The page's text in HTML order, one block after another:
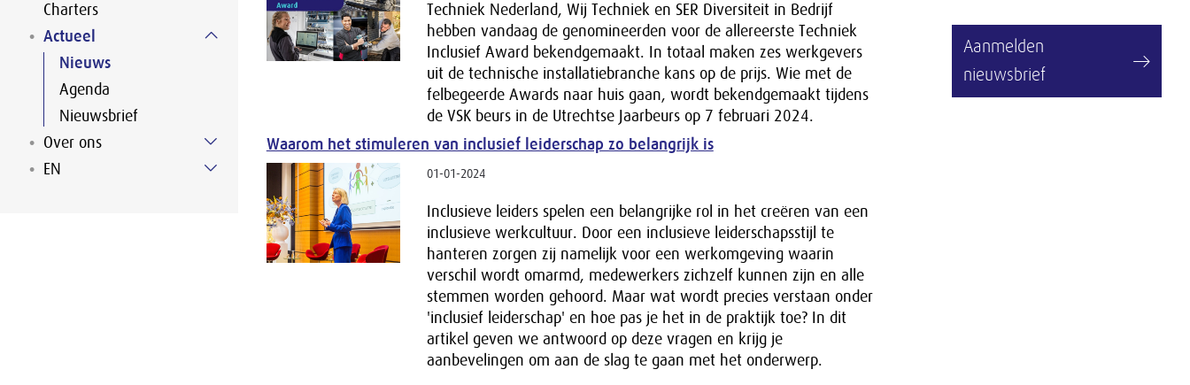
Charters
Actueel
Nieuws
Agenda
Nieuwsbrief
Over ons
EN
Techniek Nederland, Wij Techniek en SER Diversiteit in Bedrijf
hebben vandaag de genomineerden voor de allereerste Techniek
Inclusief Award bekendgemaakt. In totaal maken zes werkgevers
uit de technische installatiebranche kans op de prijs. Wie met de
felbegeerde Awards naar huis gaan, wordt bekendgemaakt tijdens
de VSK beurs in de Utrechtse Jaarbeurs op 7 februari 2024.
Waarom het stimuleren van inclusief leiderschap zo belangrijk is
01-01-2024
Inclusieve leiders spelen een belangrijke rol in het creëren van een
inclusieve werkcultuur. Door een inclusieve leiderschapsstijl te
hanteren zorgen zij namelijk voor een werkomgeving waarin
verschil wordt omarmd, medewerkers zichzelf kunnen zijn en alle
stemmen worden gehoord. Maar wat wordt precies verstaan onder
'inclusief leiderschap' en hoe pas je het in de praktijk toe? In dit
artikel geven we antwoord op deze vragen en krijg je
aanbevelingen om aan de slag te gaan met het onderwerp.
Aanmelden
nieuwsbrief